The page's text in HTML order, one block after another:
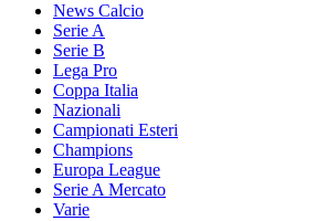
News Calcio
Serie A
Serie B
Lega Pro
Coppa Italia
Nazionali
Campionati Esteri
Champions
Europa League
Serie A Mercato
Varie